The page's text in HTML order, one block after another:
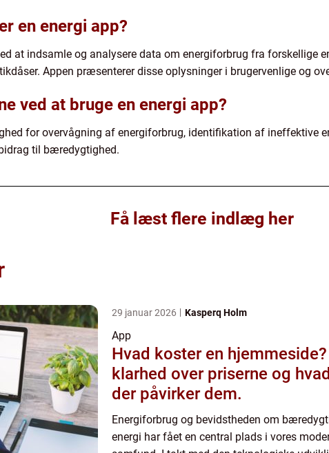
en energi app?
at indsamle og analysere data om energiforbrug fra forskellige
Appen præsenterer disse oplysninger i brugervenlige og
ved at bruge en energi app?
for overvågning af energiforbrug, identifikation af ineffektive
til bæredygtighed.
Få læst flere indlæg her
29 januar 2026 Kasperq Holm
App
Hvad koster en hjemmeside?
klarhed over priserne og hvad
der påvirker dem.
Energiforbrug og bevidstheden om
energi har fået en central plads i vores